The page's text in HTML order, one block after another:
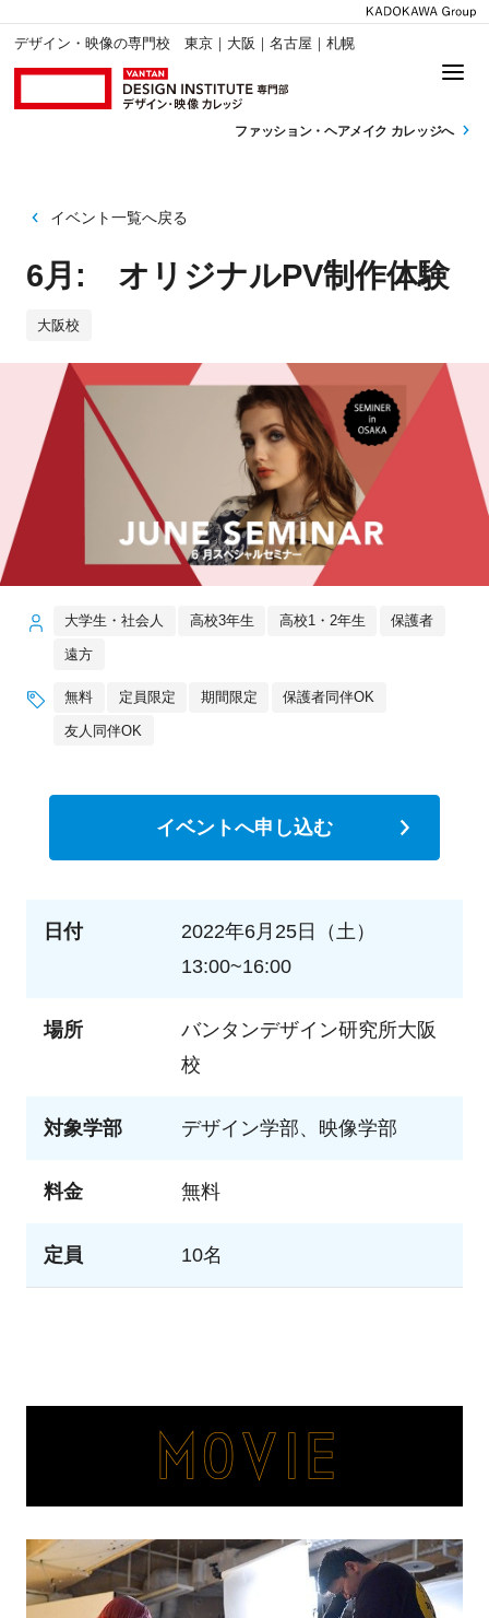
デザイン・映像の専門校 東京｜大阪｜名古屋｜札幌
ファッション・ ヘアメイク カレッジへ
イベント一覧へ戻る
6月: オリジナルPV制作体験
大阪校
大学生・社会人 高校3年生 高校1・2年生 保護者
遠方
無料 定員限定 期間限定 保護者同伴OK
友人同伴OK
イベントへ申し込む
日付
2022年6月25日（土）
13:00~16:00
場所
バンタンデザイン研究所大阪
校
対象学部 デザイン学部、映像学部
料金 無料
定員 10名